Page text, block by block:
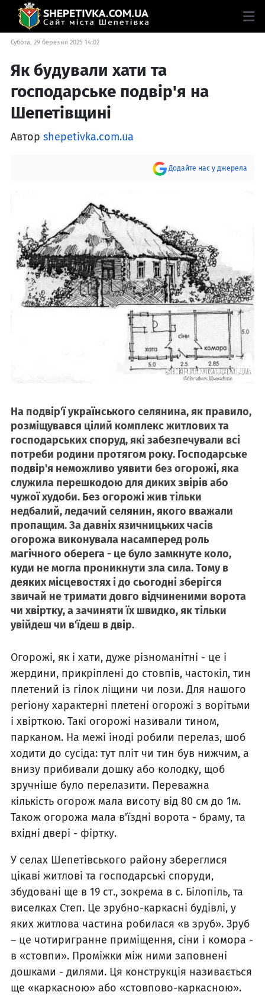
Субота, 29 березня 2025 14:02
Як будували хати та
господарське подвір'я на
Шепетівщині
Автор shepetivka.com.ua
Додайте нас у джерела
На подвір'ї українського селянина, як правило,
розміщувався цілий комплекс житлових та
господарських споруд, які забезпечували всі
потреби родини протягом року. Господарське
подвір'я неможливо уявити без огорожі, яка
служила перешкодою для диких звірів або
чужої худоби. Без огорожі жив тільки
недбалий, ледачий селянин, якого вважали
пропащим. За давніх язичницьких часів
огорожа виконувала насамперед роль
магічного оберега - це було замкнуте коло,
куди не могла проникнути зла сила. Тому в
деяких місцевостях і до сьогодні зберігся
звичай не тримати довго відчиненими ворота
чи хвіртку, а зачиняти їх швидко, як тільки
увійдеш чи в'їдеш в двір.
Огорожі, як і хати, дуже різноманітні - це і
жердини, прикріплені до стовпів, частокіл, тин
плетений із гілок ліщини чи лози. Для нашого
регіону характерні плетені огорожі з ворітьми
і хвірткою. Такі огорожі називали тином,
парканом. На межі іноді робили перелаз, шоб
ходити до сусіда: тут пліт чи тин був нижчим, а
внизу прибивали дошку або колодку, щоб
зручніше було перелазити. Переважна
кількість огорож мала висоту від 80 см до 1м.
Також огорожа мала в'їздні ворота - браму, та
вхідні двері - фіртку.
У селах Шепетівського району збереглися
цікаві житлові та господарські споруди,
збудовані ще в 19 ст., зокрема в с. Білопіль, та
виселках Степ. Це зрубно-каркасні будівлі, у
яких житлова частина робилася «в зруб». Зруб
– це чотиригранне приміщення, сіни і комора -
в «стовпи». Проміжки між ними заповнені
дошками - дилями. Ця конструкція називається
ще «каркасною» або «стовпово-каркасною».